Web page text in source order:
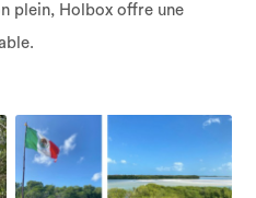
plein, Holbox offre une